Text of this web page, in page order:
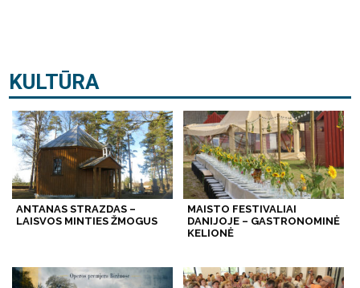
KULTŪRA
ANTANAS STRAZDAS –
LAISVOS MINTIES ŽMOGUS
MAISTO FESTIVALIAI
DANIJOJE – GASTRONOMINĖ
KELIONĖ